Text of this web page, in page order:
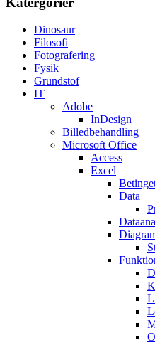
Dinosaur
Filosofi
Fotografering
Fysik
Grundstof
IT
Adobe
InDesign
Billedbehandling
Microsoft Office
Access
Excel
Data